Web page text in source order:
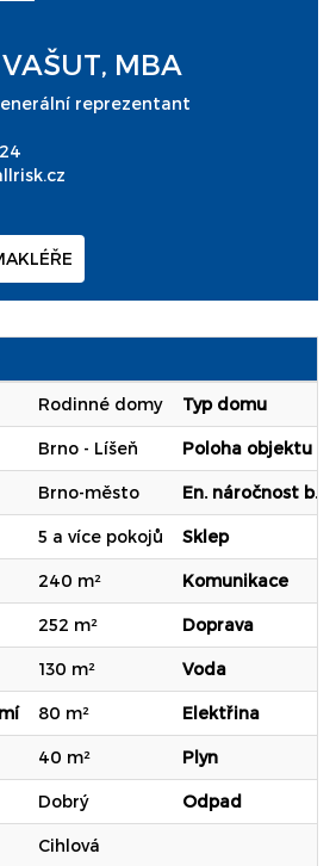
MBA
reprezentant
Rodinné domy Typ domu
Brno - Líšeň Poloha objektu
Brno-město En. náročnost b.
5 a více pokojů Sklep
240 m² Komunikace
252 m² Doprava
130 m² Voda
80 m² Elektřina
40 m² Plyn
Dobrý Odpad
Cihlová